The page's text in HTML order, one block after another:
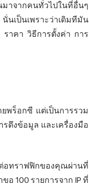
าจากคนทั่วไปในที่อื่นๆ
นเป็นเพราะว่าเดิมทีมัน
ราคา วิธีการตั้งค่า การ
พร็อกซี แต่เป็นการรวม
รดึงข้อมูล และเครื่องมือ
อทราฟฟิกของคุณผ่านที่
100 รายการจาก IP ที่